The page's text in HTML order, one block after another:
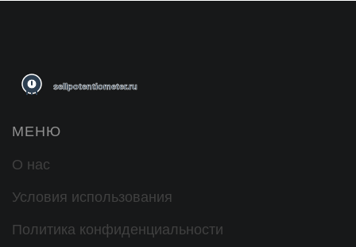
МЕНЮ
О нас
Условия использования
Политика конфиденциальности